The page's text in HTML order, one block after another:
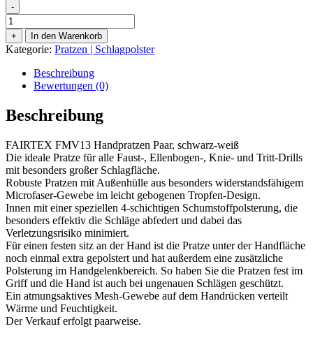
-
FAIRTEX
FMV13
Handpratzen
Paar,
schwarz-
weiß
Menge
+ In den Warenkorb
Kategorie: Pratzen | Schlagpolster
Beschreibung
Bewertungen (0)
Beschreibung
FAIRTEX FMV13 Handpratzen Paar, schwarz-weiß
Die ideale Pratze für alle Faust-, Ellenbogen-, Knie- und Tritt-Drills
mit besonders großer Schlagfläche.
Robuste Pratzen mit Außenhülle aus besonders widerstandsfähigem
Microfaser-Gewebe im leicht gebogenen Tropfen-Design.
Innen mit einer speziellen 4-schichtigen Schumstoffpolsterung, die
besonders effektiv die Schläge abfedert und dabei das
Verletzungsrisiko minimiert.
Für einen festen sitz an der Hand ist die Pratze unter der Handfläche
noch einmal extra gepolstert und hat außerdem eine zusätzliche
Polsterung im Handgelenkbereich. So haben Sie die Pratzen fest im
Griff und die Hand ist auch bei ungenauen Schlägen geschützt.
Ein atmungsaktives Mesh-Gewebe auf dem Handrücken verteilt
Wärme und Feuchtigkeit.
Der Verkauf erfolgt paarweise.